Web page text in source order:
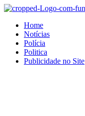
Home
Notícias
Polícia
Politica
Publicidade no Site